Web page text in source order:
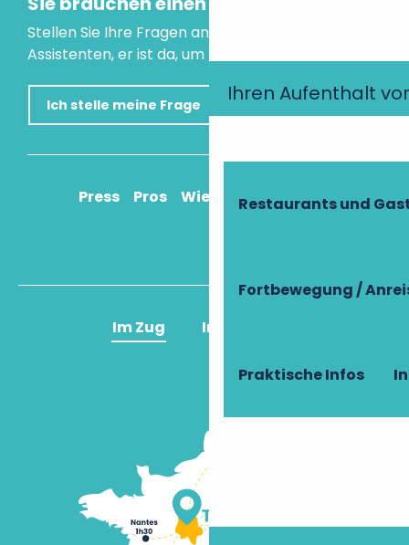
Ihren Aufenthalt
Restaurants und
Fortbewegung /
Praktische Infos
Stellen Sie Ihre Fragen an unseren virtuellen
Assistenten, er ist da, um Ihnen zu helfen.
Ich stelle meine Frage
Press Pros Wie komme ich an?
Im Zug Im Flugzeug